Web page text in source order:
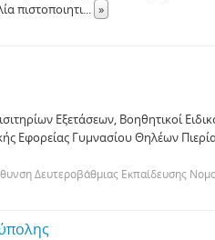
πιστοποιητι... »
Εξετάσεων, Βοηθητικοί
Εφορείας Γυμνασίου Θηλέων
Δευτεροβάθμιας Εκπαίδευσης